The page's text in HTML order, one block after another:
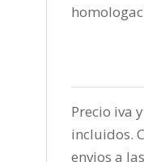
Precio iva
incluidos.
envios a